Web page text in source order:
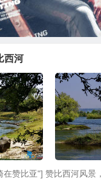
西河
在赞比亚"] 赞比西河风